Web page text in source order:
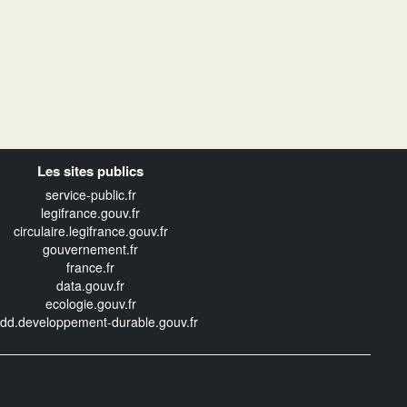
Les sites publics
service-public.fr
legifrance.gouv.fr
circulaire.legifrance.gouv.fr
gouvernement.fr
france.fr
data.gouv.fr
ecologie.gouv.fr
durable.gouv.fr